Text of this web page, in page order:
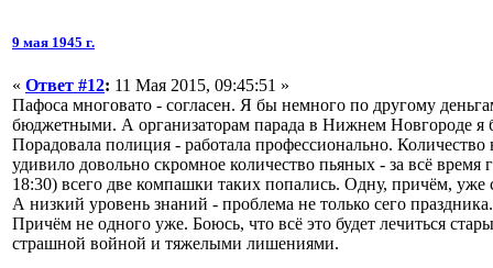
9 мая 1945 г.
« Ответ #12: 11 Мая 2015, 09:45:51 »
Пафоса многовато - согласен. Я бы немного по другому
бюджетными. А организаторам парада в Нижнем Новгороде я
Порадовала полиция - работала профессионально.
удивило довольно скромное количество пьяных - за всё время
18:30) всего две компашки таких попались. Одну, причём,
А низкий уровень знаний - проблема не только сего
Причём не одного уже. Боюсь, что всё это будет лечиться
страшной войной и тяжелыми лишениями.